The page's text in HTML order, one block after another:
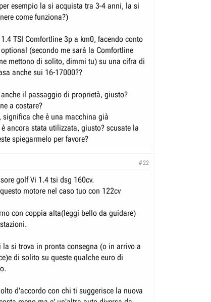
esempio la si acquista tra 3-4 anni, la si
come funziona?)
TSI Comfortline 3p a km0, facendo conto
(secondo me sarà la Comfortline
mettono di solito, dimmi tu) su una cifra di
anche sui 16-17000??
il passaggio di proprietà, giusto?
a costare?
che è una macchina già
ancora stata utilizzata, giusto? scusate la
spiegarmelo per favore?
#22
golf Vi 1.4 tsi dsg 160cv.
motore nel caso tuo con 122cv
con coppia alta(leggi bello da guidare)
la si trova in pronta consegna (o in arrivo a
di solito su queste qualche euro di
d'accordo con chi ti suggerisce la nuova